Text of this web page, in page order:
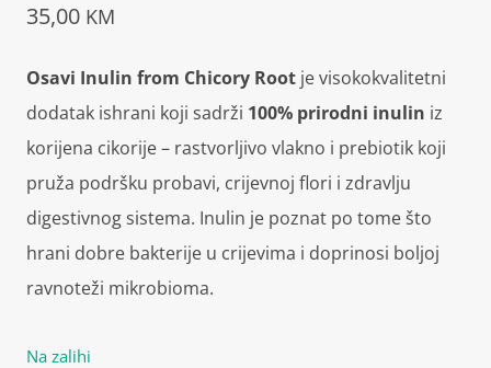
35,00 KM
Osavi Inulin from Chicory Root je visokokvalitetni
dodatak ishrani koji sadrži 100% prirodni inulin iz
korijena cikorije – rastvorljivo vlakno i prebiotik koji
pruža podršku probavi, crijevnoj flori i zdravlju
digestivnog sistema. Inulin je poznat po tome što
hrani dobre bakterije u crijevima i doprinosi boljoj
ravnoteži mikrobioma.
Na zalihi